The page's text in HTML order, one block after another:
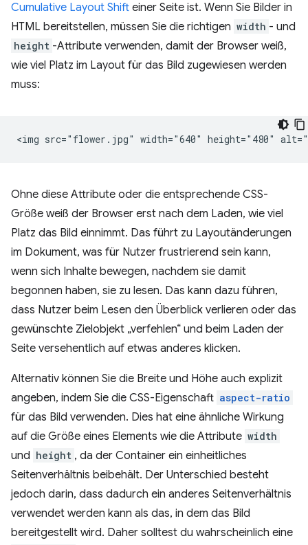
Cumulative Layout Shift einer Seite ist. Wenn Sie Bilder in
HTML bereitstellen, müssen Sie die richtigen width - und
height -Attribute verwenden, damit der Browser weiß,
wie viel Platz im Layout für das Bild zugewiesen werden
muss:
Ohne diese Attribute oder die entsprechende CSS-
Größe weiß der Browser erst nach dem Laden, wie viel
Platz das Bild einnimmt. Das führt zu Layoutänderungen
im Dokument, was für Nutzer frustrierend sein kann,
wenn sich Inhalte bewegen, nachdem sie damit
begonnen haben, sie zu lesen. Das kann dazu führen,
dass Nutzer beim Lesen den Überblick verlieren oder das
gewünschte Zielobjekt „verfehlen“ und beim Laden der
Seite versehentlich auf etwas anderes klicken.
Alternativ können Sie die Breite und Höhe auch explizit
angeben, indem Sie die CSS-Eigenschaft aspect-ratio
für das Bild verwenden. Dies hat eine ähnliche Wirkung
auf die Größe eines Elements wie die Attribute width
und height , da der Container ein einheitliches
Seitenverhältnis beibehält. Der Unterschied besteht
jedoch darin, dass dadurch ein anderes Seitenverhältnis
verwendet werden kann als das, in dem das Bild
bereitgestellt wird. Daher solltest du wahrscheinlich eine